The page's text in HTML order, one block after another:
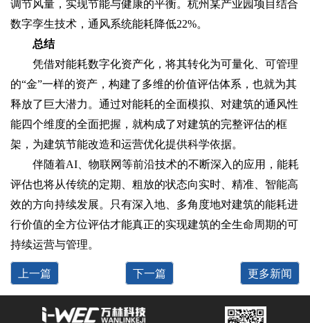
调节风量，实现节能与健康的平衡。杭州某产业园项目结合
数字孪生技术，通风系统能耗降低22%。
总结
凭借对能耗数字化资产化，将其转化为可量化、可管理
的“金”一样的资产，构建了多维的价值评估体系，也就为其
释放了巨大潜力。通过对能耗的全面模拟、对建筑的通风性
能四个维度的全面把握，就构成了对建筑的完整评估的框
架，为建筑节能改造和运营优化提供科学依据。
伴随着AI、物联网等前沿技术的不断深入的应用，能耗
评估也将从传统的定期、粗放的状态向实时、精准、智能高
效的方向持续发展。只有深入地、多角度地对建筑的能耗进
行价值的全方位评估才能真正的实现建筑的全生命周期的可
持续运营与管理。
上一篇 下一篇 更多新闻